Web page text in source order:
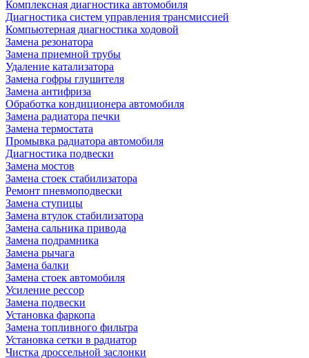
Комплексная диагностика автомобиля
Диагностика систем управления трансмиссией
Компьютерная диагностика ходовой
Замена резонатора
Замена приемной трубы
Удаление катализатора
Замена гофры глушителя
Замена антифриза
Обработка кондиционера автомобиля
Замена радиатора печки
Замена термостата
Промывка радиатора автомобиля
Диагностика подвески
Замена мостов
Замена стоек стабилизатора
Ремонт пневмоподвески
Замена ступицы
Замена втулок стабилизатора
Замена сальника привода
Замена подрамника
Замена рычага
Замена балки
Замена стоек автомобиля
Усиление рессор
Замена подвески
Установка фаркопа
Замена топливного фильтра
Установка сетки в радиатор
Чистка дроссельной заслонки